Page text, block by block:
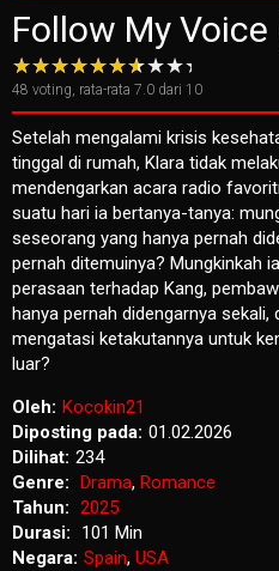
Follow My
48 voting, rata-rata 7.0 dari 10
Setelah mengalami krisis
tinggal di rumah, Klara tidak
mendengarkan acara radio
suatu hari ia bertanya-tanya:
seseorang yang hanya pernah
pernah ditemuinya? Mungkinkah
perasaan terhadap Kang,
hanya pernah didengarnya sekali,
mengatasi ketakutannya untuk
luar?
Oleh: Kocokin21
Diposting pada: 01.02.2026
Dilihat: 234
Genre:
Drama, Romance
Tahun: 2025
Durasi:
101 Min
Negara: Spain, USA